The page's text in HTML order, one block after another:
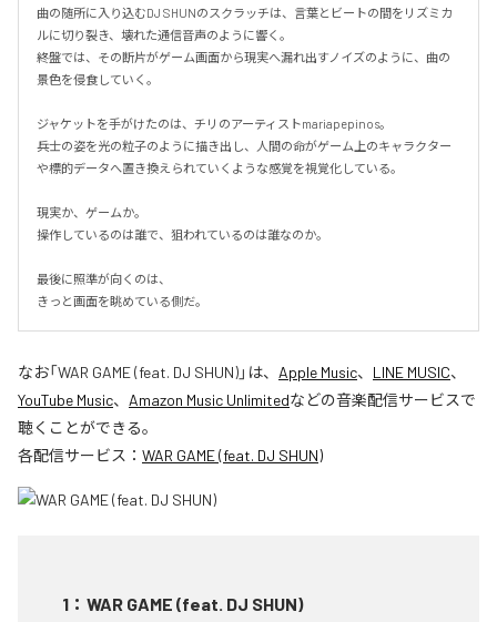
曲の随所に入り込むDJ SHUNのスクラッチは、言葉とビートの間をリズミカ
ルに切り裂き、壊れた通信音声のように響く。
終盤では、その断片がゲーム画面から現実へ漏れ出すノイズのように、曲の
景色を侵食していく。
ジャケットを手がけたのは、チリのアーティストmariapepinos。
兵士の姿を光の粒子のように描き出し、人間の命がゲーム上のキャラクター
や標的データへ置き換えられていくような感覚を視覚化している。
現実か、ゲームか。
操作しているのは誰で、狙われているのは誰なのか。
最後に照準が向くのは、
きっと画面を眺めている側だ。
なお「WAR GAME (feat. DJ SHUN)」は、 Apple Music、 LINE MUSIC、
YouTube Music、 Amazon Music Unlimitedなどの音楽配信サービスで
聴くことができる。
各配信サービス： WAR GAME (feat. DJ SHUN)
1 ： WAR GAME (feat. DJ SHUN)